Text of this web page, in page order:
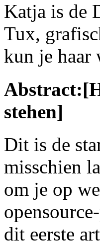
Katja is de
Tux,
kun je haar
stehen]
Dit is de
misschien
om je op
dit eerste